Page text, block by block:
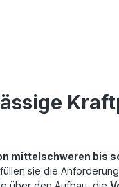
mittelschweren bis
sie die